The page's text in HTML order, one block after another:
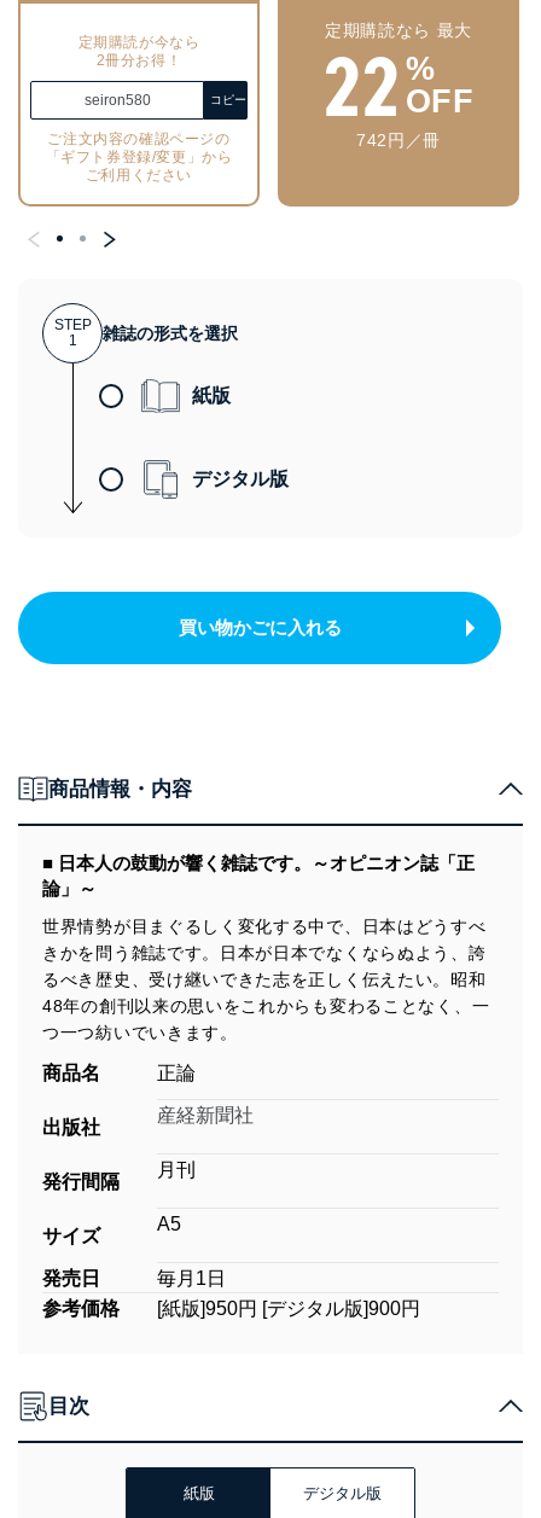
定期購読が今なら
2冊分お得！
seiron580 コピー
ご注文内容の確認ページの
「ギフト券登録/変更」から
ご利用ください
定期購読なら 最大
22 %
OFF
742円／冊
STEP
1
雑誌の形式を選択
紙版
デジタル版
買い物かごに入れる
商品情報・内容
■ 日本人の鼓動が響く雑誌です。～オピニオン誌「正
論」～
世界情勢が目まぐるしく変化する中で、日本はどうすべ
きかを問う雑誌です。日本が日本でなくならぬよう、誇
るべき歴史、受け継いできた志を正しく伝えたい。昭和
48年の創刊以来の思いをこれからも変わることなく、一
つ一つ紡いでいきます。
商品名 正論
出版社
産経新聞社
発行間隔
月刊
サイズ
A5
発売日
毎月1日
参考価格
[紙版]950円 [デジタル版]900円
目次
紙版 デジタル版